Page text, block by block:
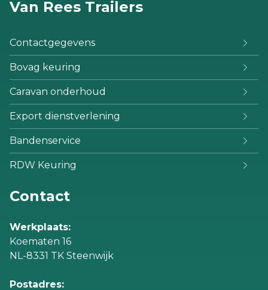
Van Rees Trailers
Contactgegevens
Bovag keuring
Caravan onderhoud
Export dienstverlening
Bandenservice
RDW Keuring
Contact
Werkplaats:
Koematen 16
NL-8331 TK Steenwijk
Postadres: